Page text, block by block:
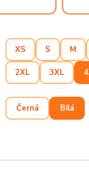
XS S M
2XL 3XL
Černá Bílá